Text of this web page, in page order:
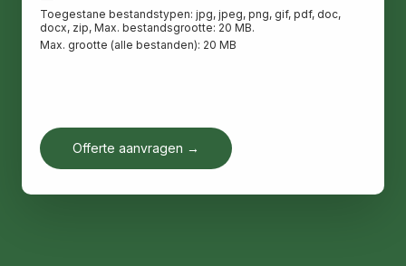
Toegestane bestandstypen: jpg, jpeg, png, gif, pdf, doc,
docx, zip, Max. bestandsgrootte: 20 MB.
Max. grootte (alle bestanden): 20 MB
Offerte aanvragen →